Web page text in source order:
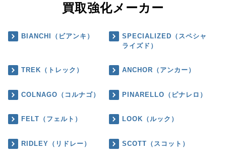
買取強化メーカー
BIANCHI（ビアンキ）
SPECIALIZED（スペシャ
ライズド）
TREK（トレック） ANCHOR（アンカー）
COLNAGO（コルナゴ） PINARELLO（ピナレロ）
FELT（フェルト） LOOK（ルック）
RIDLEY（リドレー） SCOTT（スコット）